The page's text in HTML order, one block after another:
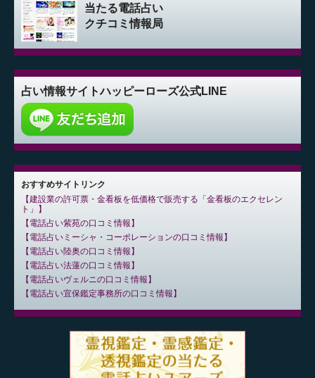
当たる電話占い
クチコミ情報局
占い情報サイトハッピーローズ公式LINE
おすすめサイトリンク
建設業の許可票・金看板を低価格で販売する「金看板のエクセレン
ト」
電話占い紫苑の口コミ情報
電話占いミーシャ・コーポレーションの口コミ情報
電話占い陸奥の口コミ情報
電話占い法蓮の口コミ情報
電話占いヴェルニの口コミ情報
電話占い宜保鑑定事務所の口コミ情報